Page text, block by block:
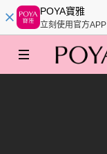
POYA寶雅
立刻使用官方APP